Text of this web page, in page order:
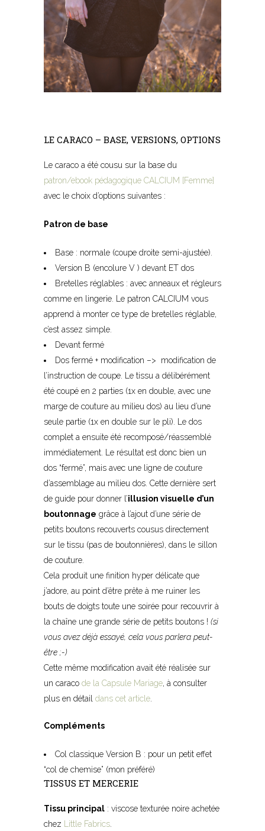
LE CARACO – BASE, VERSIONS, OPTIONS
Le caraco a été cousu sur la base du
patron/ebook pédagogique CALCIUM [Femme]
avec le choix d’options suivantes :
Patron de base
Base : normale (coupe droite semi-ajustée).
Version B (encolure V ) devant ET dos
Bretelles réglables : avec anneaux et régleurs
comme en lingerie. Le patron CALCIUM vous
apprend à monter ce type de bretelles réglable,
c’est assez simple.
Devant fermé
Dos fermé + modification –> modification de
l’instruction de coupe. Le tissu a délibérément
été coupé en 2 parties (1x en double, avec une
marge de couture au milieu dos) au lieu d’une
seule partie (1x en double sur le pli). Le dos
complet a ensuite été recomposé/réassemblé
immédiatement. Le résultat est donc bien un
dos “fermé”, mais avec une ligne de couture
d’assemblage au milieu dos. Cette dernière sert
de guide pour donner l’illusion visuelle d’un
boutonnage grâce à l’ajout d’une série de
petits boutons recouverts cousus directement
sur le tissu (pas de boutonnières), dans le sillon
de couture.
Cela produit une finition hyper délicate que
j’adore, au point d’être prête à me ruiner les
bouts de doigts toute une soirée pour recouvrir à
la chaîne une grande série de petits boutons ! (si
vous avez déjà essayé, cela vous parlera peut-
être ;-)
Cette même modification avait été réalisée sur
un caraco de la Capsule Mariage, à consulter
plus en détail dans cet article
Compléments
Col classique Version B : pour un petit effet
“col de chemise” (mon préféré)
TISSUS ET MERCERIE
Tissu principal : viscose texturée noire achetée
chez
Little Fabrics